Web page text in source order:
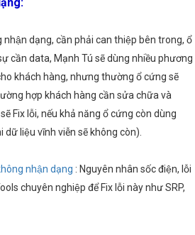
nhận dạng, cần phải can thiệp bên trong, ổ
cần data, Mạnh Tú sẽ dùng nhiều phương
khách hàng, nhưng thường ổ cứng sẽ
hợp khách hàng cần sửa chữa và
Fix lỗi, nếu khả năng ổ cứng còn dùng
liệu vĩnh viễn sẽ không còn).
nhận dạng : Nguyên nhân sốc điện, lỗi
chuyên nghiệp để Fix lỗi này như SRP,